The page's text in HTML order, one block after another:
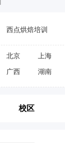
西点烘焙培训
北京 上海
广西 湖南
校区